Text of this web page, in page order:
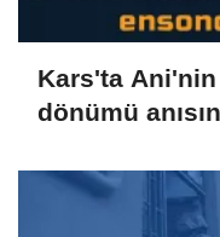
Kars'ta Ani'nin
dönümü